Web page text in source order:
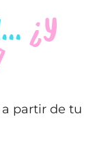
¿Y
a partir de tu